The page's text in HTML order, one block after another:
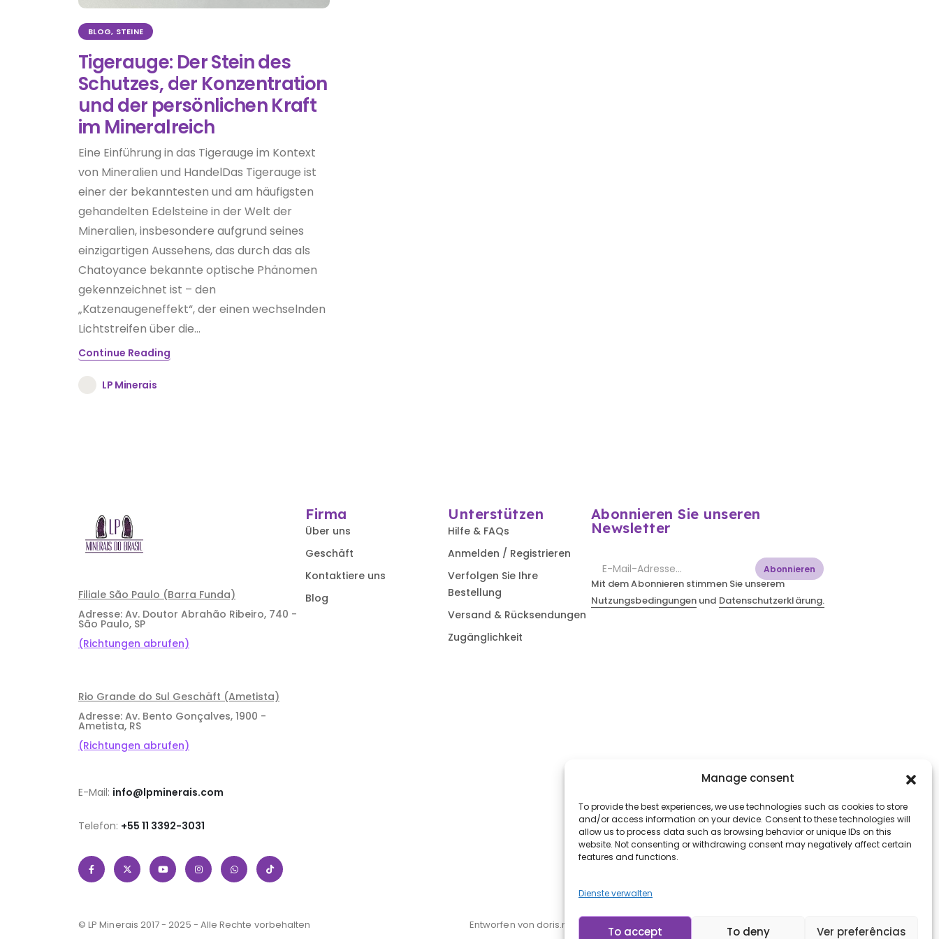
Manage consent
To provide the best experiences, we use technologies such as cookies to store
and/or access information on your device. Consent to these technologies will
allow us to process data such as browsing behavior or unique IDs on this
website. Not consenting or withdrawing consent may negatively affect certain
features and functions.
Dienste verwalten
To accept To deny Ver preferências
BLOG, STEINE
Tigerauge: Der Stein des
Schutzes, der Konzentration
und der persönlichen Kraft
im Mineralreich
Eine Einführung in das Tigerauge im Kontext
von Mineralien und HandelDas Tigerauge ist
einer der bekanntesten und am häufigsten
gehandelten Edelsteine in der Welt der
Mineralien, insbesondere aufgrund seines
einzigartigen Aussehens, das durch das als
Chatoyance bekannte optische Phänomen
gekennzeichnet ist – den
„Katzenaugeneffekt“, der einen wechselnden
Lichtstreifen über die...
Continue Reading
LP Minerais
Filiale São Paulo (Barra Funda)
Adresse: Av. Doutor Abrahão Ribeiro, 740 -
São Paulo, SP
(Richtungen abrufen)
Rio Grande do Sul Geschäft (Ametista)
Adresse: Av. Bento Gonçalves, 1900 -
Ametista, RS
(Richtungen abrufen)
E-Mail: info@lpminerais.com
Telefon: +55 11 3392-3031
Firma
Über uns
Geschäft
Kontaktiere uns
Blog
Unterstützen
Hilfe & FAQs
Anmelden / Registrieren
Verfolgen Sie Ihre
Bestellung
Versand & Rücksendungen
Zugänglichkeit
Abonnieren Sie unseren
Newsletter
Abonnieren
Mit dem Abonnieren stimmen Sie unserem
Nutzungsbedingungen und Datenschutzerklärung.
© LP Minerais 2017 - 2025 - Alle Rechte vorbehalten Entworfen von doris.net.br